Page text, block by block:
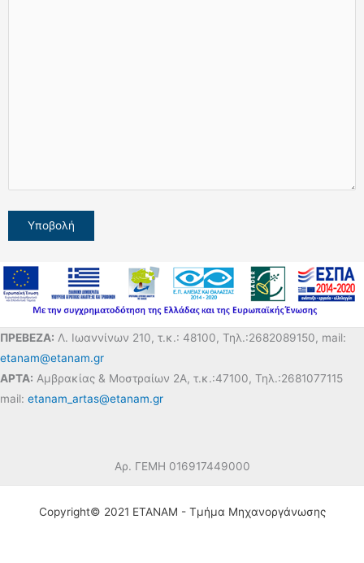
ΠΡΕΒΕΖΑ: Λ. Ιωαννίνων 210, τ.κ.: 48100, Τηλ.:2682089150, mail:
etanam@etanam.gr
ΑΡΤΑ: Αμβρακίας & Μοστραίων 2Α, τ.κ.:47100, Τηλ.:2681077115
mail: etanam_artas@etanam.gr
Αρ. ΓΕΜΗ 016917449000
Copyright© 2021 ΕΤΑΝΑΜ - Τμήμα Μηχανοργάνωσης